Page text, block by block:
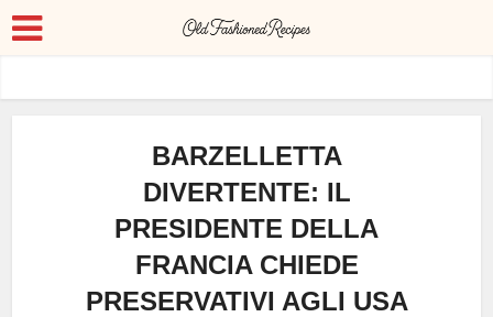
BARZELLETTA
DIVERTENTE: IL
PRESIDENTE DELLA
FRANCIA CHIEDE
PRESERVATIVI AGLI USA